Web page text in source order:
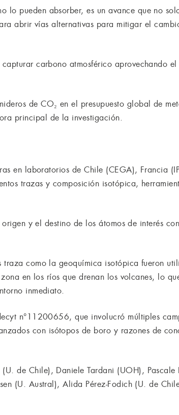
lo pueden absorber, es un avance que no
abrir vías alternativas para mitigar el
carbono atmosférico aprovechando
de CO₂ en el presupuesto global de
principal de la investigación.
en laboratorios de Chile (CEGA), Francia
trazas y composición isotópica,
y el destino de los átomos de interés
como la geoquímica isotópica fueron
en los ríos que drenan los volcanes, lo
inmediato.
n°11200656, que involucró múltiples
con isótopos de boro y razones de
de Chile), Daniele Tardani (UOH), Pascale
(U. Austral), Alida Pérez-Fodich (U. de